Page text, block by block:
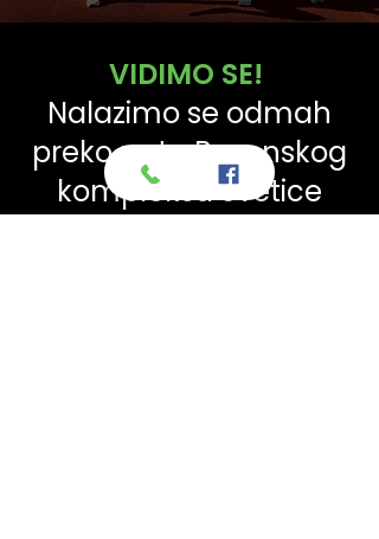
VIDIMO SE!
Nalazimo se odmah
preko puta Bazenskog
kompleksa Svetice